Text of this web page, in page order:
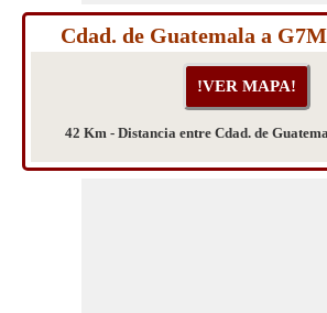
Cdad. de Guatemala a
42 Km - Distancia entre Cdad. de